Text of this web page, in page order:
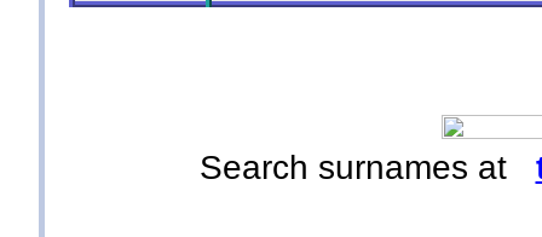
Search surnames at